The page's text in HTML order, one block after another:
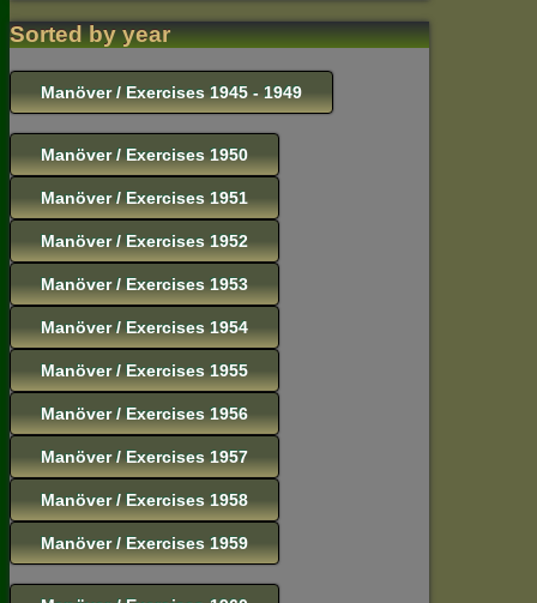
Sorted by year
Manöver / Exercises 1945 - 1949
Manöver / Exercises 1950
Manöver / Exercises 1951
Manöver / Exercises 1952
Manöver / Exercises 1953
Manöver / Exercises 1954
Manöver / Exercises 1955
Manöver / Exercises 1956
Manöver / Exercises 1957
Manöver / Exercises 1958
Manöver / Exercises 1959